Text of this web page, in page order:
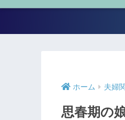
ホーム 夫婦
思春期の